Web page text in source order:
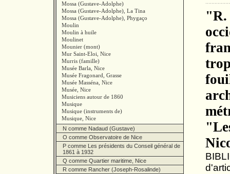
Mossa (Gustave-Adolphe)
Mossa (Gustave-Adolphe), La Tina
Mossa (Gustave-Adolphe), Phygaço
Moulin
Moulin à huile
Moulinet
Mounier (mont)
Mur Saint-Eloi, Nice
Murris (famille)
Musée Barla, Nice
Musée Fragonard, Grasse
Musée Masséna, Nice
Musée, Nice
Musiciens autour de 1860
Musique
Musique (instruments de)
Musique, Nice
N comme Nadaud (Gustave)
O comme Observatoire de Nice
P comme Les présidents du Conseil général de
1861 à 1932
Q comme Quartier maritime, Nice
R comme Rancher (Joseph-Rosalinde)
"R.